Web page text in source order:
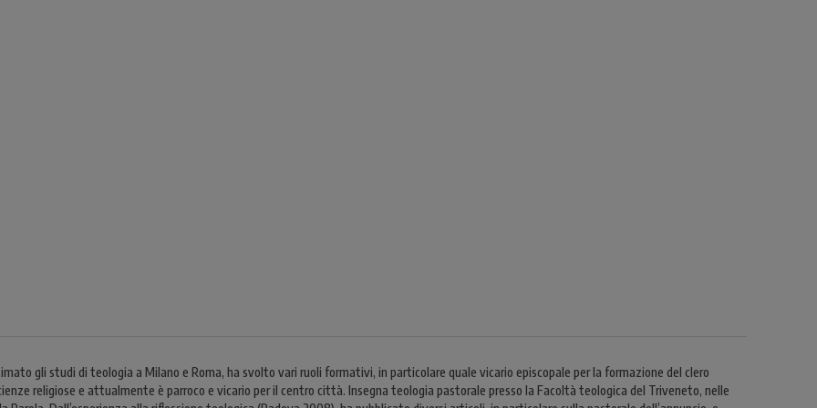
gli studi di teologia a Milano e Roma, ha svolto vari ruoli formativi, in particolare quale vicario episcopale per la formazione del clero
religiose e attualmente è parroco e vicario per il centro città. Insegna teologia pastorale presso la Facoltà teologica del Triveneto, nelle